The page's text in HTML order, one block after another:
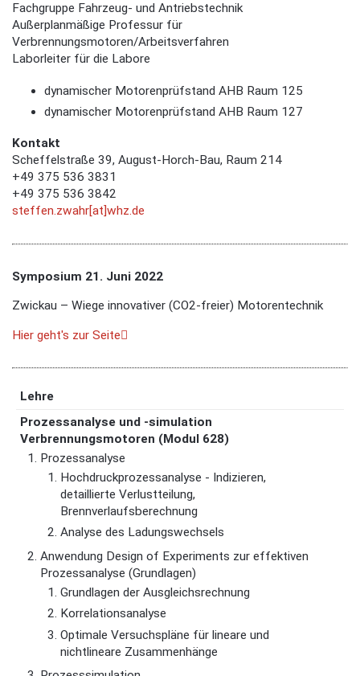
Fachgruppe Fahrzeug- und Antriebstechnik
Außerplanmäßige Professur für
Verbrennungsmotoren/Arbeitsverfahren
Laborleiter für die Labore
dynamischer Motorenprüfstand AHB Raum 125
dynamischer Motorenprüfstand AHB Raum 127
Kontakt
Scheffelstraße 39, August-Horch-Bau, Raum 214
+49 375 536 3831
+49 375 536 3842
steffen.zwahr[at]whz.de
Symposium 21. Juni 2022
Zwickau – Wiege innovativer (CO2-freier) Motorentechnik
Hier geht's zur Seite
Lehre
Prozessanalyse und -simulation
Verbrennungsmotoren (Modul 628)
Prozessanalyse
Hochdruckprozessanalyse - Indizieren,
detaillierte Verlustteilung,
Brennverlaufsberechnung
Analyse des Ladungswechsels
Anwendung Design of Experiments zur effektiven
Prozessanalyse (Grundlagen)
Grundlagen der Ausgleichsrechnung
Korrelationsanalyse
Optimale Versuchspläne für lineare und
nichtlineare Zusammenhänge